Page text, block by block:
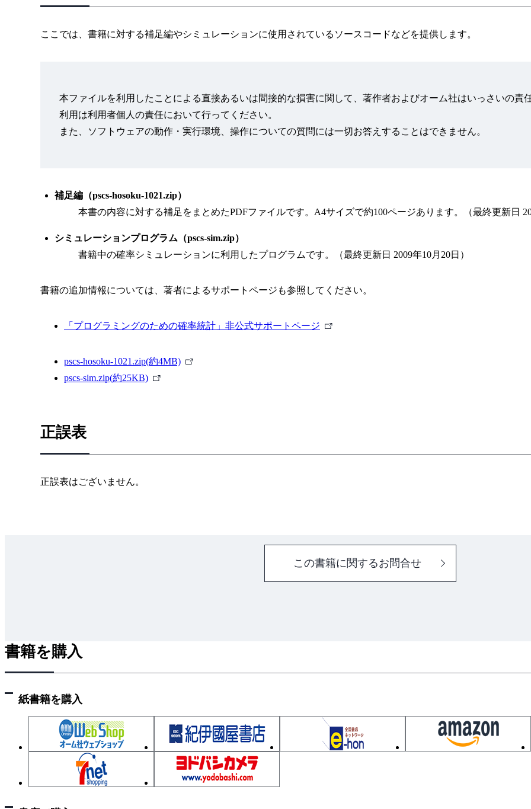
1.5 確率分布
1.7は裏方
1.7.1の正体にはこだわらない
1.7.2のとり方の流儀
1.8.2 面積なんだから……
1.8.3 言い訳
第2章 複数の確率変数のからみあい
2.1 各県の土地利用（面積計算の練習）
2.1.2 県内・用途内での割合（条件つき確率の練習）
2.1.4 割合が画一的な場合（独立性の練習）
2.1.5 練習完了
2.2.2 もっとたくさんの確率変数
2.3 条件つき確率
2.3.2 同時分布・周辺分布・条件つき分布の関係
2.5 独立性
2.5.1 事象の独立性（定義）
2.5.2 事象の独立性（言いかえ）
2.5.3 確率変数の独立性
2.5.4つ以上の独立性（要注意）
コラム：アクシデント
第3章 離散値の確率分布
ここでは、書籍に対する補足編やシミュレーションに使用されているソースコードなどを提供します。
本ファイルを利用したことによる直接あるいは間接的な損害に関して、著作者およびオーム社はいっさいの責
利用は利用者個人の責任において行ってください。
また、ソフトウェアの動作・実行環境、操作についての質問には一切お答えすることはできません。
補足編（pscs-hosoku-1021.zip）
本書の内容に対する補足をまとめたPDFファイルです。A4サイズで約100ページあります。（最終更新日
シミュレーションプログラム（pscs-sim.zip）
書籍中の確率シミュレーションに利用したプログラムです。（最終更新日 2009年10月20日）
書籍の追加情報については、著者によるサポートページも参照してください。
「プログラミングのための確率統計」非公式サポートページ
外
pscs-hosoku-1021.zip(約4MB)
外
pscs-sim.zip(約25KB)
外
正誤表
正誤表はございません。
この書籍に関するお問合せ
書籍を購入
紙書籍を購入